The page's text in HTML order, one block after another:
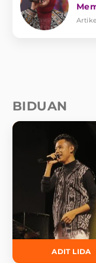
BIDUAN
ADIT LIDA